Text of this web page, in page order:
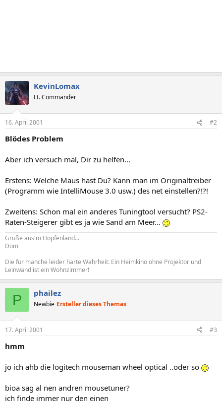
KevinLomax
Lt. Commander
16. April 2001 #2
Blödes Problem
Aber ich versuch mal, Dir zu helfen...
Erstens: Welche Maus hast Du? Kann man im Originaltreiber
(Programm wie IntelliMouse 3.0 usw.) des net einstellen?!?!
Zweitens: Schon mal ein anderes Tuningtool versucht? PS2-
Raten-Steigerer gibt es ja wie Sand am Meer...
Grüße aus'm Hopfenland...
Dom
Die für manche leider harte Wahrheit: Ein Heimkino ohne Projektor und
Leinwand ist ein Wohnzimmer!
P phailez
Newbie Ersteller dieses Themas
17. April 2001 #3
hmm
jo ich ahb die logitech mouseman wheel optical ..oder so
bioa sag al nen andren mousetuner?
ich finde immer nur den einen